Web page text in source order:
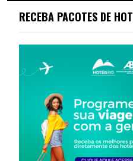
RECEBA PACOTES DE